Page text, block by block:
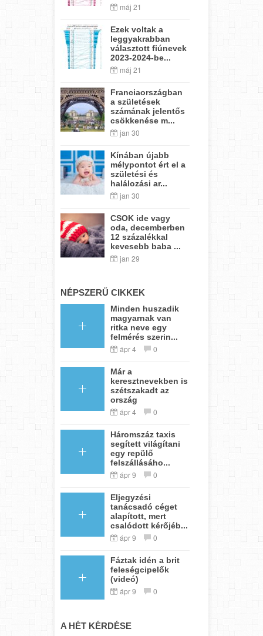
máj 21
Ezek voltak a
leggyakrabban
választott fiúnevek
2023-2024-be...
máj 21
Franciaországban
a születések
számának jelentős
csökkenése m...
jan 30
Kínában újabb
mélypontot ért el a
születési és
halálozási ar...
jan 30
CSOK ide vagy
oda, decemberben
12 százalékkal
kevesebb baba ...
jan 29
NÉPSZERŰ CIKKEK
Minden huszadik
magyarnak van
ritka neve egy
felmérés szerin...
ápr 4 0
Már a
keresztnevekben is
szétszakadt az
ország
ápr 4 0
Háromszáz taxis
segített világítani
egy repülő
felszállásáho...
ápr 9 0
Eljegyzési
tanácsadó céget
alapított, mert
csalódott kérőjéb...
ápr 9 0
Fáztak idén a brit
feleségcipelők
(videó)
ápr 9 0
A HÉT KÉRDÉSE